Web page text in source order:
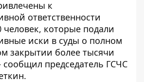
к
ответственности
человек, которые подали
иски в суды о полном
закрытии более тысячи
председатель ГСЧС